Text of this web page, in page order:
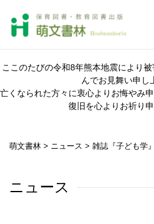
ここのたびの令和8年熊本地震により
んでお見舞い申し
亡くなられた方々に衷心よりお悔やみ
復旧を心よりお祈り申
萌文書林 > ニュース > 雑誌『子ども学
ニュース